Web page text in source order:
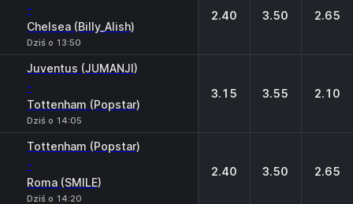
-
Chelsea (Billy_Alish)
Dziś o 13:50
2.40 3.50 2.65
Juventus (JUMANJI)
-
Tottenham (Popstar)
Dziś o 14:05
3.15 3.55 2.10
Tottenham (Popstar)
-
Roma (SMILE)
Dziś o 14:20
2.40 3.50 2.65